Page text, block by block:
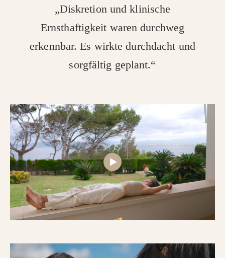
„Diskretion und klinische
Ernsthaftigkeit waren durchweg
erkennbar. Es wirkte durchdacht und
sorgfältig geplant.“